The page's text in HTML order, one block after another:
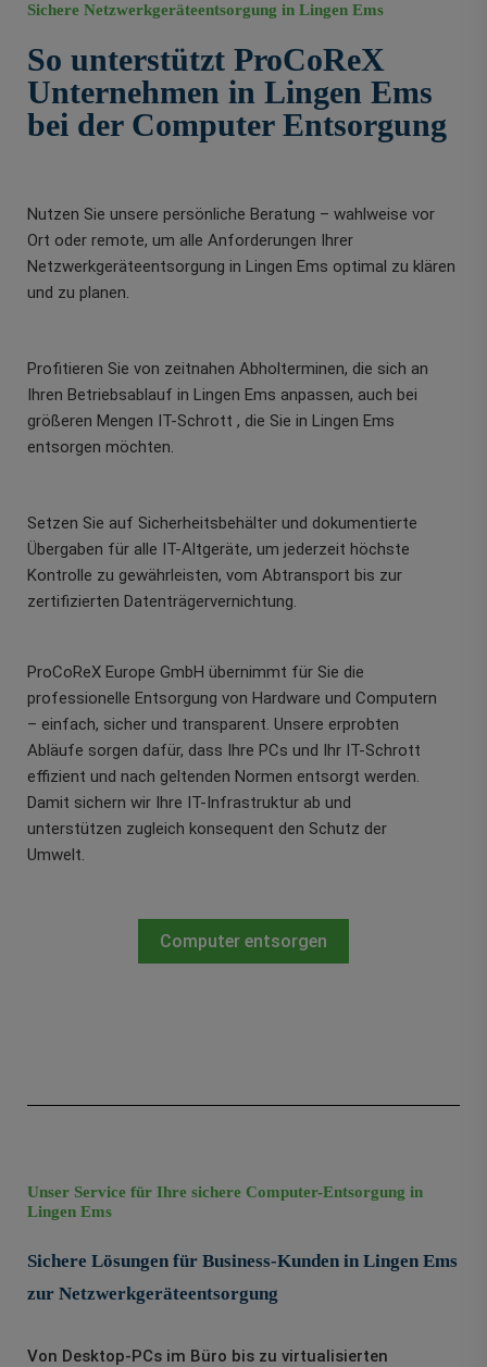
Sichere Netzwerkgeräteentsorgung in Lingen Ems
So unterstützt ProCoReX
Unternehmen in Lingen Ems
bei der Computer Entsorgung
Nutzen Sie unsere persönliche Beratung – wahlweise vor
Ort oder remote, um alle Anforderungen Ihrer
Netzwerkgeräteentsorgung in Lingen Ems optimal zu klären
und zu planen.
Profitieren Sie von zeitnahen Abholterminen, die sich an
Ihren Betriebsablauf in Lingen Ems anpassen, auch bei
größeren Mengen IT-Schrott , die Sie in Lingen Ems
entsorgen möchten.
Setzen Sie auf Sicherheitsbehälter und dokumentierte
Übergaben für alle IT-Altgeräte, um jederzeit höchste
Kontrolle zu gewährleisten, vom Abtransport bis zur
zertifizierten Datenträgervernichtung.
ProCoReX Europe GmbH übernimmt für Sie die
professionelle Entsorgung von Hardware und Computern
– einfach, sicher und transparent. Unsere erprobten
Abläufe sorgen dafür, dass Ihre PCs und Ihr IT-Schrott
effizient und nach geltenden Normen entsorgt werden.
Damit sichern wir Ihre IT-Infrastruktur ab und
unterstützen zugleich konsequent den Schutz der
Umwelt.
Computer entsorgen
Unser Service für Ihre sichere Computer-Entsorgung in
Lingen Ems
Sichere Lösungen für Business-Kunden in Lingen Ems
zur Netzwerkgeräteentsorgung
Von Desktop-PCs im Büro bis zu virtualisierten